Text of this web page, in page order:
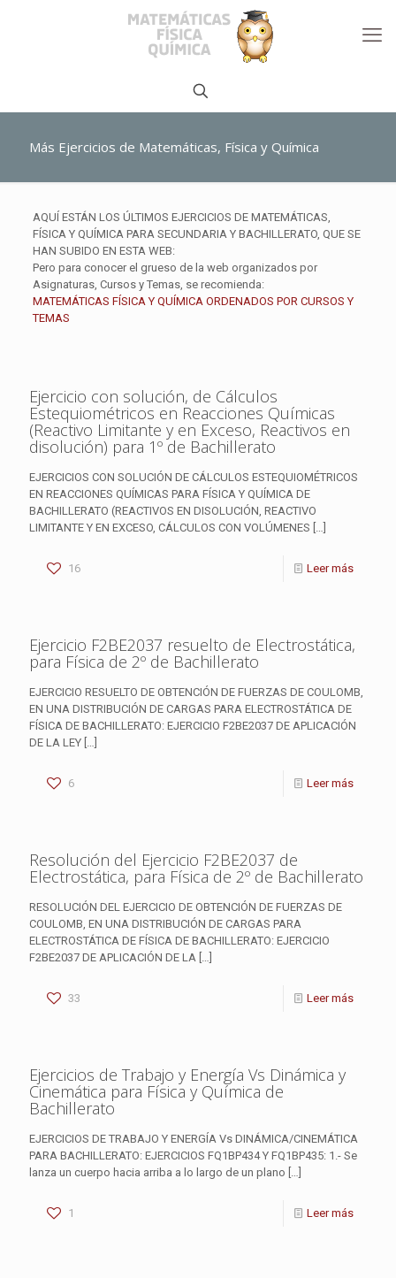
Más Ejercicios de Matemáticas, Física y Química
AQUÍ ESTÁN LOS ÚLTIMOS EJERCICIOS DE MATEMÁTICAS,
FÍSICA Y QUÍMICA PARA SECUNDARIA Y BACHILLERATO, QUE SE
HAN SUBIDO EN ESTA WEB:
Pero para conocer el grueso de la web organizados por
Asignaturas, Cursos y Temas, se recomienda:
MATEMÁTICAS FÍSICA Y QUÍMICA ORDENADOS POR CURSOS Y
TEMAS
Ejercicio con solución, de Cálculos
Estequiométricos en Reacciones Químicas
(Reactivo Limitante y en Exceso, Reactivos en
disolución) para 1º de Bachillerato
EJERCICIOS CON SOLUCIÓN DE CÁLCULOS ESTEQUIOMÉTRICOS
EN REACCIONES QUÍMICAS PARA FÍSICA Y QUÍMICA DE
BACHILLERATO (REACTIVOS EN DISOLUCIÓN, REACTIVO
LIMITANTE Y EN EXCESO, CÁLCULOS CON VOLÚMENES […]
16 Leer más
Ejercicio F2BE2037 resuelto de Electrostática,
para Física de 2º de Bachillerato
EJERCICIO RESUELTO DE OBTENCIÓN DE FUERZAS DE COULOMB,
EN UNA DISTRIBUCIÓN DE CARGAS PARA ELECTROSTÁTICA DE
FÍSICA DE BACHILLERATO: EJERCICIO F2BE2037 DE APLICACIÓN
DE LA LEY […]
6 Leer más
Resolución del Ejercicio F2BE2037 de
Electrostática, para Física de 2º de Bachillerato
RESOLUCIÓN DEL EJERCICIO DE OBTENCIÓN DE FUERZAS DE
COULOMB, EN UNA DISTRIBUCIÓN DE CARGAS PARA
ELECTROSTÁTICA DE FÍSICA DE BACHILLERATO: EJERCICIO
F2BE2037 DE APLICACIÓN DE LA […]
33 Leer más
Ejercicios de Trabajo y Energía Vs Dinámica y
Cinemática para Física y Química de
Bachillerato
EJERCICIOS DE TRABAJO Y ENERGÍA Vs DINÁMICA/CINEMÁTICA
PARA BACHILLERATO: EJERCICIOS FQ1BP434 Y FQ1BP435: 1.- Se
lanza un cuerpo hacia arriba a lo largo de un plano […]
1 Leer más